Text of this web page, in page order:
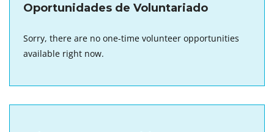
Oportunidades de Voluntariado
Sorry, there are no one-time volunteer opportunities
available right now.